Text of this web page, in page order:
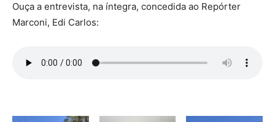
Ouça a entrevista, na íntegra, concedida ao Repórter
Marconi, Edi Carlos: